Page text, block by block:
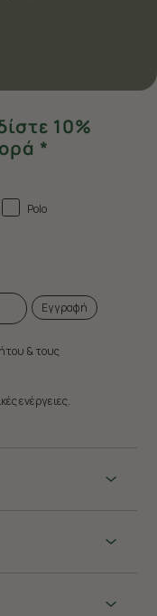
10%
*
Polo
Εγγραφή
& τους
ενέργειες.